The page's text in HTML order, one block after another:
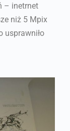
– inetrnet
niż 5 Mpix
usprawniło